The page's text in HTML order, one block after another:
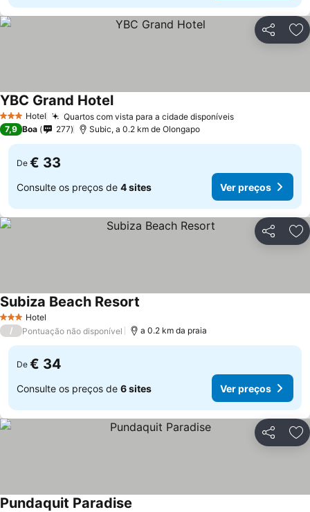
Partilhar
3 EstrelasHotel Quartos com vista para a cidade disponíveis
YBC Grand Hotel
7,9 Boa 277 Subic, a 0.2 km de Olongapo
De € 33
Consulte os preços de 4 sites Ver preços
Partilhar
3 EstrelasHotel
Subiza Beach Resort
/ Pontuação não disponível a 0.2 km da praia
De € 34
Consulte os preços de 6 sites Ver preços
Partilhar
Pundaquit Paradise